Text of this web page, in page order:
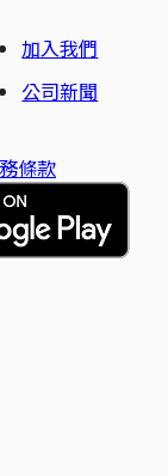
加入我們
公司新聞
條款